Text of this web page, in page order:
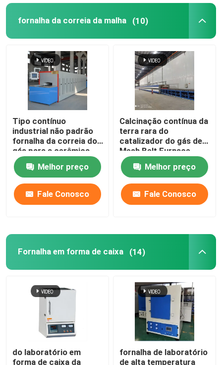
Peça umas citações
fornalha de lareira do rolo
Forno Empurrador
fornalha da correia da malha
Fornalha em forma de caixa
fornalha de tubo
estufa de túnel
fornalha de caixa da atmosfera
Fornalha de recozimento
fornalha da correia da malha (10)
Tipo contínuo
industrial não padrão
fornalha da correia do
gás para a cerâmica
Melhor preço
Fale Conosco
Calcinação contínua da
terra rara do
catalizador do gás de
Mesh Belt Furnace
Energy Natural
Melhor preço
Fale Conosco
Fornalha em forma de caixa (14)
do laboratório em
forma de caixa da
fornalha de laboratório
de alta temperatura